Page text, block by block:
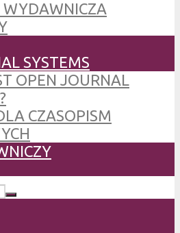
WYDAWNICZA
SYSTEMS
OPEN JOURNAL
CZASOPISM